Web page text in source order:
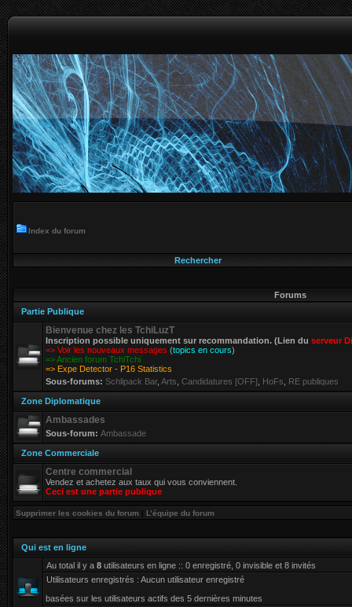
Index du forum
Rechercher
Forums
Partie Publique
Bienvenue chez les TchiLuzT
Inscription possible uniquement sur recommandation. (Lien du serveur
=> Voir les nouveaux messages (topics en cours)
=> Ancien forum TchiTchi
=> Expe Detector - P16 Statistics
Sous-forums: Schlipack Bar, Arts Candidatures [OFF] HoFs RE publiques
Zone Diplomatique
Ambassades
Sous-forum: Ambassade
Zone Commerciale
Centre commercial
Vendez et achetez aux taux qui vous conviennent.
Ceci est une partie publique
Supprimer les cookies du forum | L’équipe du forum
Qui est en ligne
Au total il y a 8 utilisateurs en ligne :: 0 enregistré, 0 invisible et 8 invités
Utilisateurs enregistrés : Aucun utilisateur enregistré
basées sur les utilisateurs actifs des 5 dernières minutes